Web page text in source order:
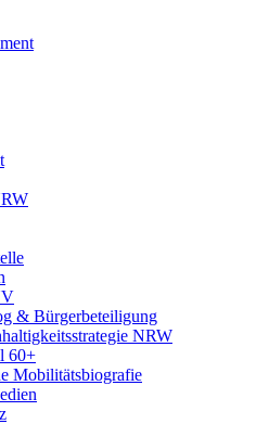
& Bürgerbeteiligung
NRW
60+
Mobilitätsbiografie